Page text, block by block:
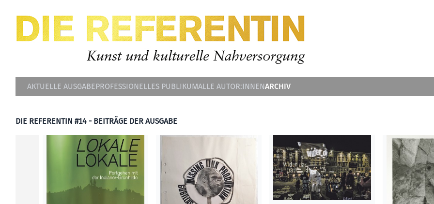
AKTUELLE AUSGABEPROFESSIONELLES PUBLIKUMALLE AUTOR:INNENARCHIV
DIE REFERENTIN #14 - BEITRÄGE DER AUSGABE